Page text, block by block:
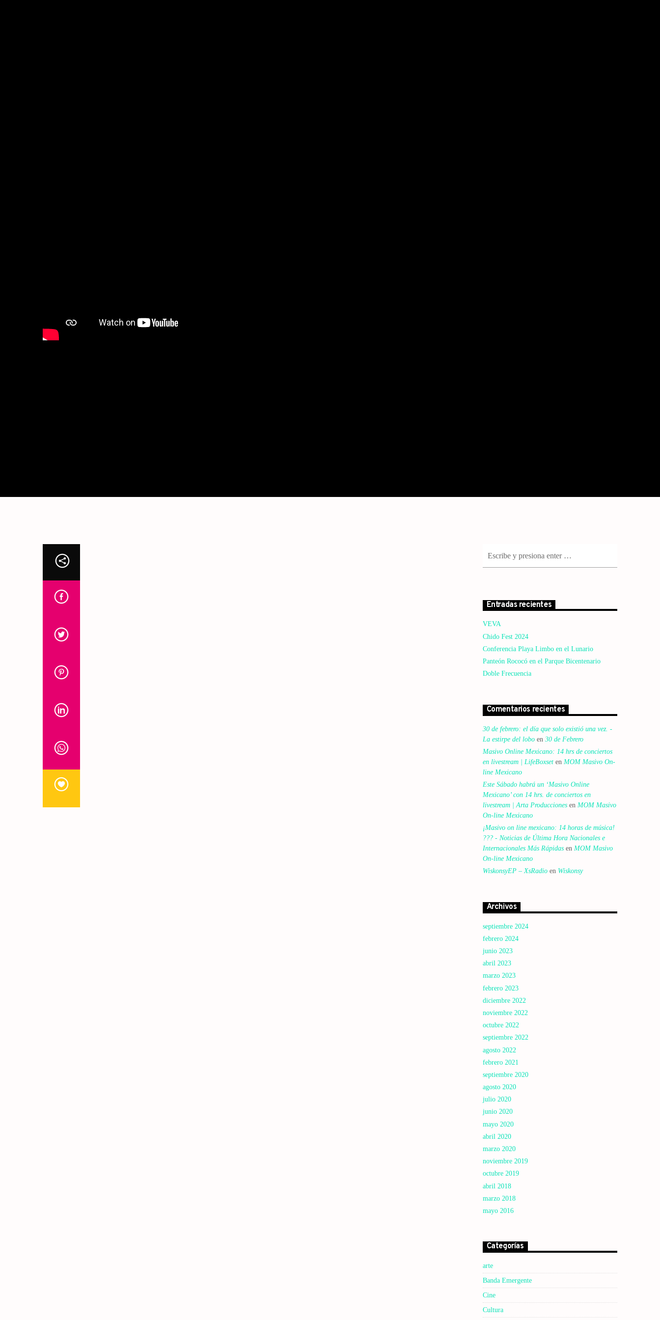
Entradas recientes
VEVA
Chido Fest 2024
Conferencia Playa Limbo en el Lunario
Panteón Rococó en el Parque Bicentenario
Doble Frecuencia
Comentarios recientes
30 de febrero: el día que solo existió una vez. -
La estirpe del loboen 30 de Febrero
Masivo Online Mexicano: 14 hrs de conciertos
en livestream | LifeBoxseten MOM Masivo On-
line Mexicano
Este Sábado habrá un ‘Masivo Online
Mexicano’ con 14 hrs. de conciertos en
livestream | Arta Produccionesen MOM Masivo
On-line Mexicano
¡Masivo on line mexicano: 14 horas de música!
??? - Noticias de Última Hora Nacionales e
Internacionales Más Rápidasen MOM Masivo
On-line Mexicano
WiskonsyEP – XsRadioen Wiskonsy
Archivos
septiembre 2024
febrero 2024
junio 2023
abril 2023
marzo 2023
febrero 2023
diciembre 2022
noviembre 2022
octubre 2022
septiembre 2022
agosto 2022
febrero 2021
septiembre 2020
agosto 2020
julio 2020
junio 2020
mayo 2020
abril 2020
marzo 2020
noviembre 2019
octubre 2019
abril 2018
marzo 2018
mayo 2016
Categorías
arte
Banda Emergente
Cine
Cultura